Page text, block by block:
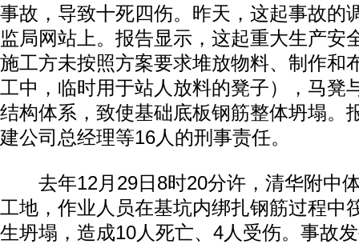
事故，导致十死四伤。昨天，这起事故的
监局网站上。报告显示，这起重大生产安
施工方未按照方案要求堆放物料、制作和
工中，临时用于站人放料的凳子），马凳
结构体系，致使基础底板钢筋整体坍塌。
建公司总经理等16人的刑事责任。
去年12月29日8时20分许，清华附中
工地，作业人员在基坑内绑扎钢筋过程中
生坍塌，造成10人死亡、4人受伤。事故